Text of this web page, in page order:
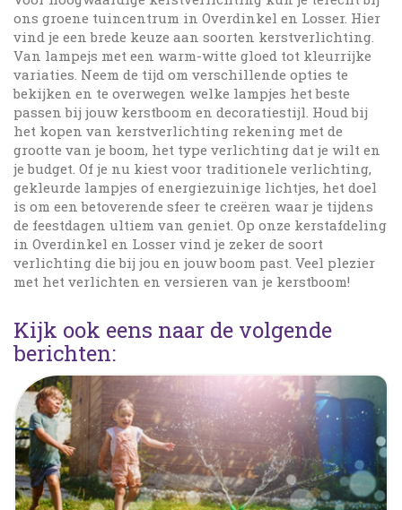
ons groene tuincentrum in Overdinkel en Losser. Hier
vind je een brede keuze aan soorten kerstverlichting.
Van lampejs met een warm-witte gloed tot kleurrijke
variaties. Neem de tijd om verschillende opties te
bekijken en te overwegen welke lampjes het beste
passen bij jouw kerstboom en decoratiestijl. Houd bij
het kopen van kerstverlichting rekening met de
grootte van je boom, het type verlichting dat je wilt en
je budget. Of je nu kiest voor traditionele verlichting,
gekleurde lampjes of energiezuinige lichtjes, het doel
is om een betoverende sfeer te creëren waar je tijdens
de feestdagen ultiem van geniet. Op onze kerstafdeling
in Overdinkel en Losser vind je zeker de soort
verlichting die bij jou en jouw boom past. Veel plezier
met het verlichten en versieren van je kerstboom!
Kijk ook eens naar de volgende
berichten: